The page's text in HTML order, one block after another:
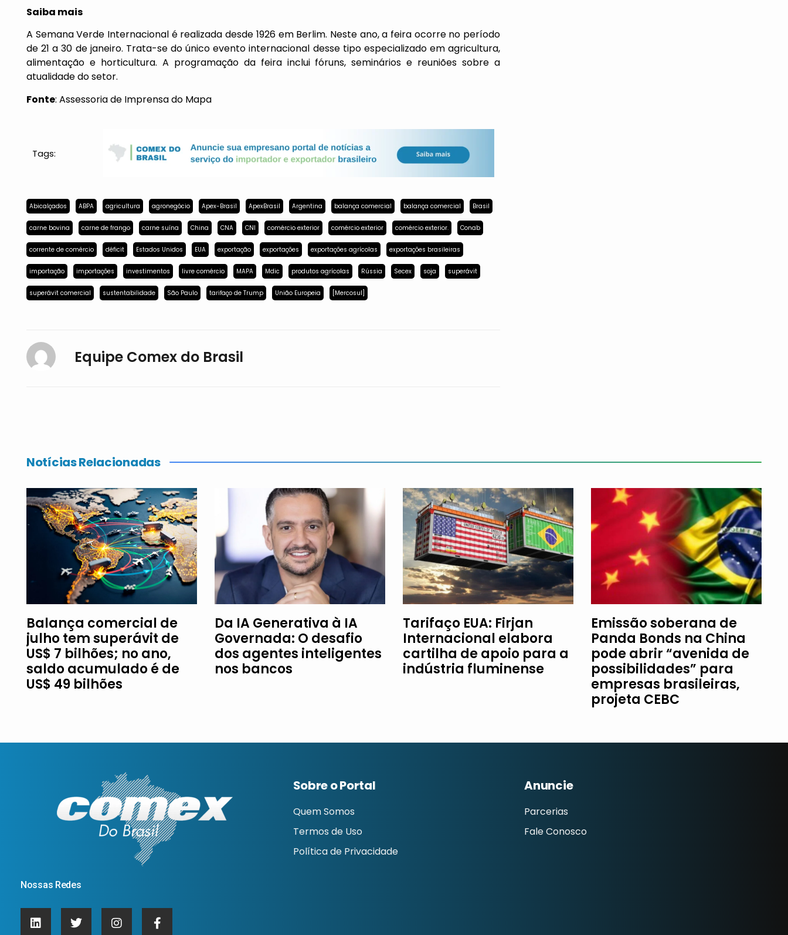
Saiba mais
A Semana Verde Internacional é realizada desde 1926 em Berlim. Neste ano, a feira ocorre no período
de 21 a 30 de janeiro. Trata-se do único evento internacional desse tipo especializado em agricultura,
alimentação e horticultura. A programação da feira inclui fóruns, seminários e reuniões sobre a
atualidade do setor.
Fonte: Assessoria de Imprensa do Mapa
Tags:
Abicalçados ABPA agricultura agronegócio Apex-Brasil ApexBrasil Argentina balança comercial balança comercial Brasil
carne bovina carne de frango carne suína China CNA CNI comércio exterior comércio exterior comércio exterior. Conab
corrente de comércio déficit Estados Unidos EUA exportação exportações exportações agrícolas exportações brasileiras
importação importações investimentos livre comércio MAPA Mdic produtos agrícolas Rússia Secex soja superávit
superávit comercial sustentabilidade São Paulo tarifaço de Trump União Europeia [Mercosul]
Equipe Comex do Brasil
Notícias Relacionadas
Balança comercial de
julho tem superávit de
US$ 7 bilhões; no ano,
saldo acumulado é de
US$ 49 bilhões
Da IA Generativa à IA
Governada: O desafio
dos agentes inteligentes
nos bancos
Tarifaço EUA: Firjan
Internacional elabora
cartilha de apoio para a
indústria fluminense
Emissão soberana de
Panda Bonds na China
pode abrir “avenida de
possibilidades” para
empresas brasileiras,
projeta CEBC
Nossas Redes
Sobre o Portal
Quem Somos
Termos de Uso
Política de Privacidade
Anuncie
Parcerias
Fale Conosco